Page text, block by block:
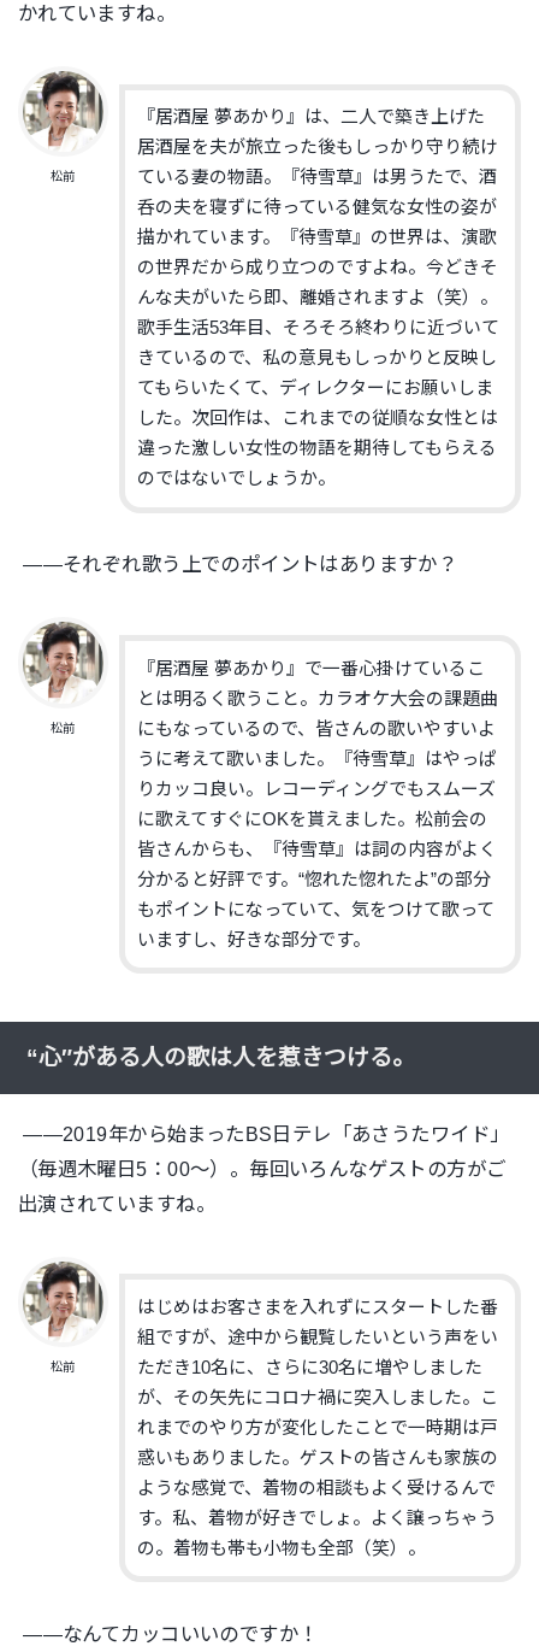
かれていますね。
松前
『居酒屋 夢あかり』
は、二人で築き上げた
居酒屋を夫が旅立った後もしっかり守り続け
ている妻の物語。『待雪草』は男うたで、酒
呑の夫を寝ずに待っている健気な女性の姿が
描かれています。『待雪草』の世界は、演歌
の世界だから成り立つのですよね。今どきそ
んな夫がいたら即、離婚されますよ（笑）。
歌手生活53年目、そろそろ終わりに近づいて
きているので、私の意見もしっかりと反映し
てもらいたくて、ディレクターにお願いしま
した。次回作は、これまでの従順な女性とは
違った激しい女性の物語を期待してもらえる
のではないでしょうか。
——それぞれ歌う上でのポイントはありますか？
松前
『居酒屋 夢あかり』 で一番心掛けているこ
とは明るく歌うこと。カラオケ大会の課題曲
にもなっているので、皆さんの歌いやすいよ
うに考えて歌いました。『待雪草』はやっぱ
りカッコ良い。レコーディングでもスムーズ
に歌えてすぐにOKを貰えました。松前会の
皆さんからも、『待雪草』は詞の内容がよく
分かると好評です。“惚れた惚れたよ”の部分
もポイントになっていて、気をつけて歌って
いますし、好きな部分です。
“心″がある人の歌は人を惹きつける。
——2019年から始まったBS日テレ「あさうたワイド」
（毎週木曜日5：00〜）。毎回いろんなゲストの方がご
出演されていますね。
松前
はじめはお客さまを入れずにスタートした番
組ですが、途中から観覧したいという声をい
ただき10名に、さらに30名に増やしました
が、その矢先にコロナ禍に突入しました。こ
れまでのやり方が変化したことで一時期は戸
惑いもありました。ゲストの皆さんも家族の
ような感覚で、着物の相談もよく受けるんで
す。私、着物が好きでしょ。よく譲っちゃう
の。着物も帯も小物も全部（笑）。
——なんてカッコいいのですか！